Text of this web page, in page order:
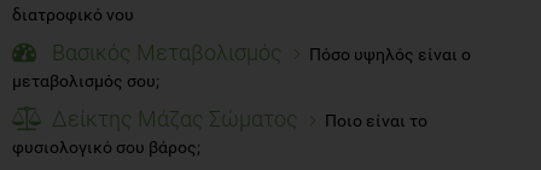
διατροφικό νου
Βασικός Μεταβολισμός
Πόσο υψηλός είναι ο
μεταβολισμός σου;
Δείκτης Μάζας Σώματος
Ποιο είναι το
φυσιολογικό σου βάρος;